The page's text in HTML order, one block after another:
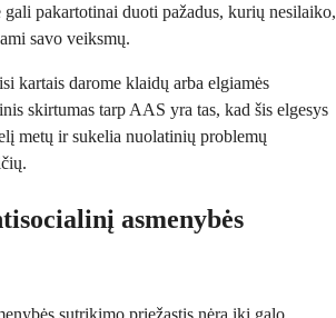
gali pakartotinai duoti pažadus, kurių nesilaiko,
savo veiksmų.
kartais darome klaidų arba elgiamės
skirtumas tarp AAS yra tas, kad šis elgesys
metų ir sukelia nuolatinių problemų
asmenybės
sutrikimo priežastis nėra iki galo